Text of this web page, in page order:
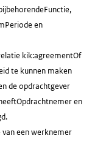
en
kik:agreementOf
te kunnen maken
de opdrachtgever
en
een werknemer